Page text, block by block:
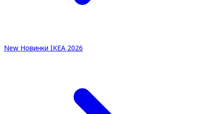
New Новинки IKEA 2026